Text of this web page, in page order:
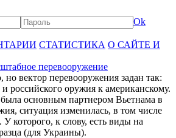
Ok
СТАТИСТИКА О САЙТЕ И
перевооружение
но вектор перевооружения задан так:
и российского оружия к американскому.
основным партнером Вьетнама в
ситуация изменилась, в том числе
У которого, к слову, есть виды на
(для Украины).